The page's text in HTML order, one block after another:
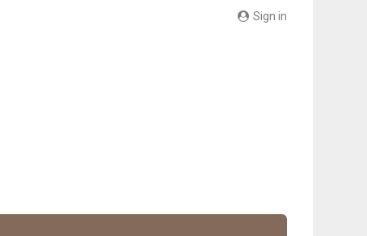
Sign in